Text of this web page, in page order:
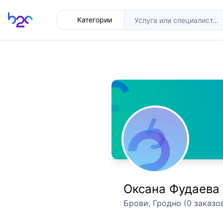
Главная Категории
Оксана Фудаева
Брови, Гродно (0